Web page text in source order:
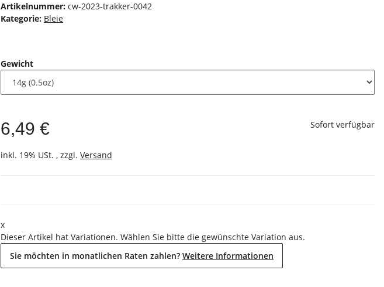
Artikelnummer: cw-2023-trakker-0042
Kategorie: Bleie
Gewicht
6,49 €
inkl. 19% USt. , zzgl. Versand
Sofort verfügbar
x
Dieser Artikel hat Variationen. Wählen Sie bitte die gewünschte Variation aus.
Sie möchten in monatlichen Raten zahlen? Weitere Informationen